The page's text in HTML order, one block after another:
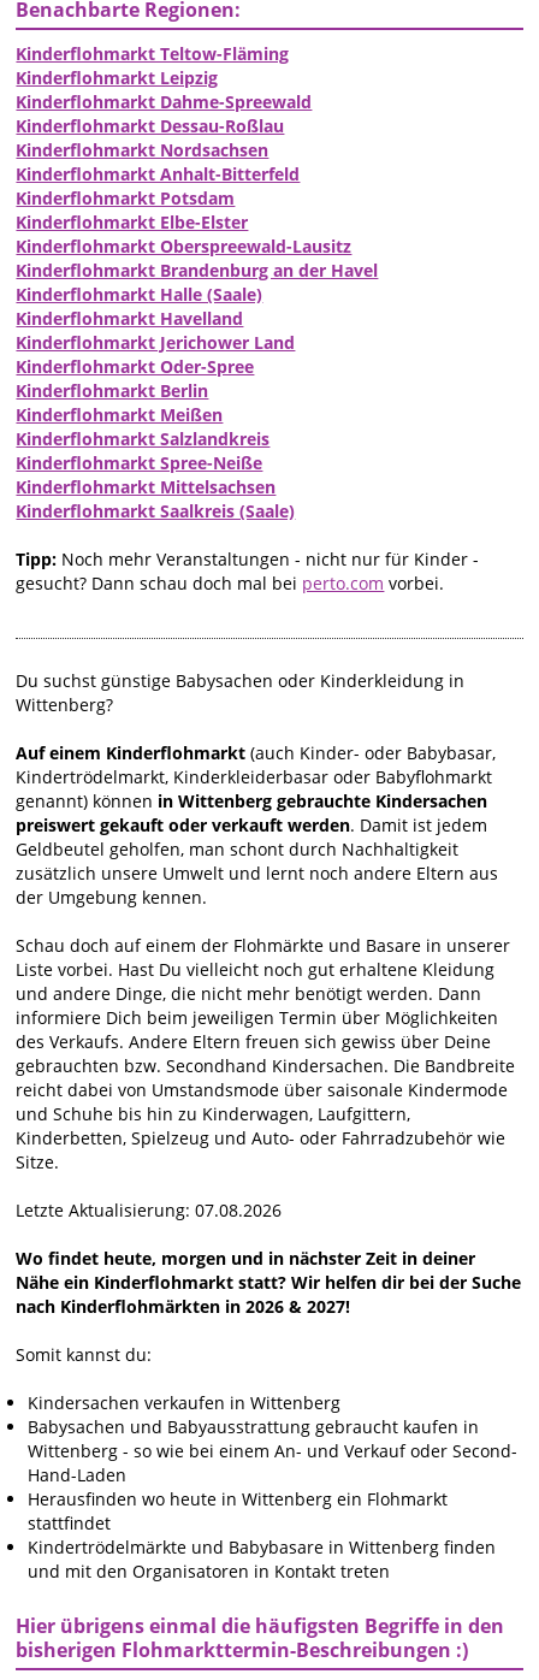
Benachbarte Regionen:
Kinderflohmarkt Teltow-Fläming
Kinderflohmarkt Leipzig
Kinderflohmarkt Dahme-Spreewald
Kinderflohmarkt Dessau-Roßlau
Kinderflohmarkt Nordsachsen
Kinderflohmarkt Anhalt-Bitterfeld
Kinderflohmarkt Potsdam
Kinderflohmarkt Elbe-Elster
Kinderflohmarkt Oberspreewald-Lausitz
Kinderflohmarkt Brandenburg an der Havel
Kinderflohmarkt Halle (Saale)
Kinderflohmarkt Havelland
Kinderflohmarkt Jerichower Land
Kinderflohmarkt Oder-Spree
Kinderflohmarkt Berlin
Kinderflohmarkt Meißen
Kinderflohmarkt Salzlandkreis
Kinderflohmarkt Spree-Neiße
Kinderflohmarkt Mittelsachsen
Kinderflohmarkt Saalkreis (Saale)
Tipp: Noch mehr Veranstaltungen - nicht nur für Kinder -
gesucht? Dann schau doch mal bei perto.com vorbei.
Du suchst günstige Babysachen oder Kinderkleidung in
Wittenberg?
Auf einem Kinderflohmarkt (auch Kinder- oder Babybasar,
Kindertrödelmarkt, Kinderkleiderbasar oder Babyflohmarkt
genannt) können in Wittenberg gebrauchte Kindersachen
preiswert gekauft oder verkauft werden. Damit ist jedem
Geldbeutel geholfen, man schont durch Nachhaltigkeit
zusätzlich unsere Umwelt und lernt noch andere Eltern aus
der Umgebung kennen.
Schau doch auf einem der Flohmärkte und Basare in unserer
Liste vorbei. Hast Du vielleicht noch gut erhaltene Kleidung
und andere Dinge, die nicht mehr benötigt werden. Dann
informiere Dich beim jeweiligen Termin über Möglichkeiten
des Verkaufs. Andere Eltern freuen sich gewiss über Deine
gebrauchten bzw. Secondhand Kindersachen. Die Bandbreite
reicht dabei von Umstandsmode über saisonale Kindermode
und Schuhe bis hin zu Kinderwagen, Laufgittern,
Kinderbetten, Spielzeug und Auto- oder Fahrradzubehör wie
Sitze.
Letzte Aktualisierung: 07.08.2026
Wo findet heute, morgen und in nächster Zeit in deiner
Nähe ein Kinderflohmarkt statt? Wir helfen dir bei der Suche
nach Kinderflohmärkten in 2026 & 2027!
Somit kannst du:
Kindersachen verkaufen in Wittenberg
Babysachen und Babyausstrattung gebraucht kaufen in
Wittenberg - so wie bei einem An- und Verkauf oder Second-
Hand-Laden
Herausfinden wo heute in Wittenberg ein Flohmarkt
stattfindet
Kindertrödelmärkte und Babybasare in Wittenberg finden
und mit den Organisatoren in Kontakt treten
Hier übrigens einmal die häufigsten Begriffe in den
bisherigen Flohmarkttermin-Beschreibungen :)